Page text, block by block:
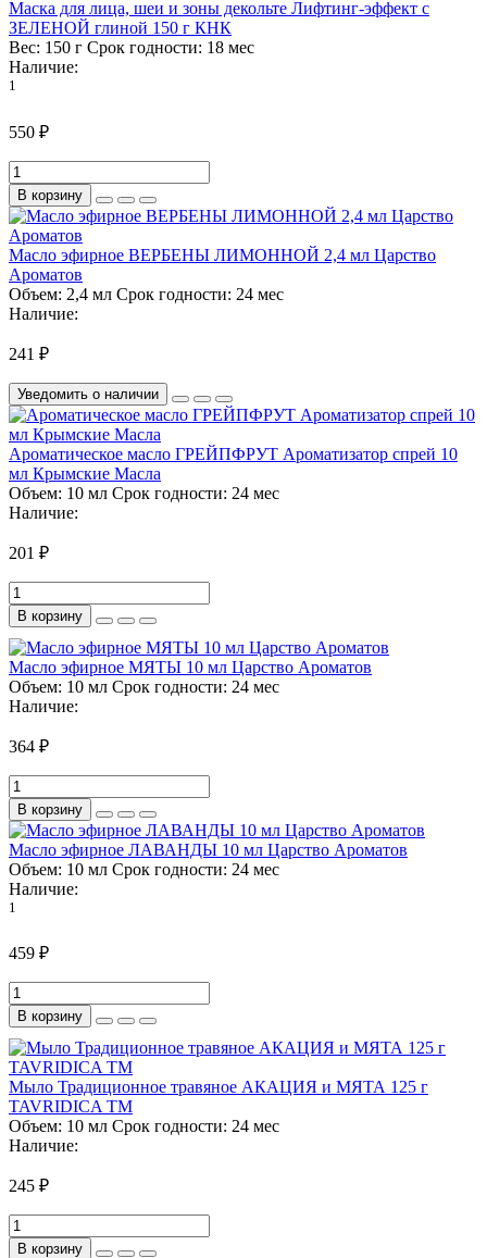
Маска для лица, шеи и зоны декольте Лифтинг-эффект с
ЗЕЛЕНОЙ глиной 150 г КНК
Вес: 150 г Срок годности: 18 мес
Наличие:
1
550 ₽
В корзину
Масло эфирное ВЕРБЕНЫ ЛИМОННОЙ 2,4 мл Царство
Ароматов
Объем: 2,4 мл Срок годности: 24 мес
Наличие:
241 ₽
Уведомить о наличии
Ароматическое масло ГРЕЙПФРУТ Ароматизатор спрей 10
мл Крымские Масла
Объем: 10 мл Срок годности: 24 мес
Наличие:
201 ₽
В корзину
Масло эфирное МЯТЫ 10 мл Царство Ароматов
Объем: 10 мл Срок годности: 24 мес
Наличие:
364 ₽
В корзину
Масло эфирное ЛАВАНДЫ 10 мл Царство Ароматов
Объем: 10 мл Срок годности: 24 мес
Наличие:
1
459 ₽
В корзину
Мыло Традиционное травяное АКАЦИЯ и МЯТА 125 г
TAVRIDICA ТМ
Объем: 10 мл Срок годности: 24 мес
Наличие:
245 ₽
В корзину